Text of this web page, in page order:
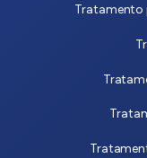
Tratamento